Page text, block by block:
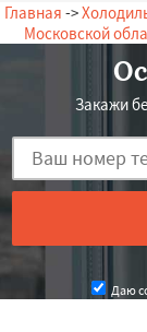
Главная ->
Московской
Закажи
Даю